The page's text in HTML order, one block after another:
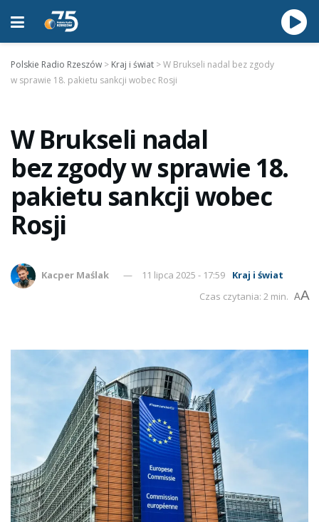
Polskie Radio Rzeszów > Kraj i świat >W Brukseli nadal bez zgody
w sprawie 18. pakietu sankcji wobec Rosji
W Brukseli nadal
bez zgody w sprawie 18.
pakietu sankcji wobec
Rosji
Kacper Maślak 11 lipca 2025 - 17:59
Kraj i świat
Czas czytania: 2 min. AA